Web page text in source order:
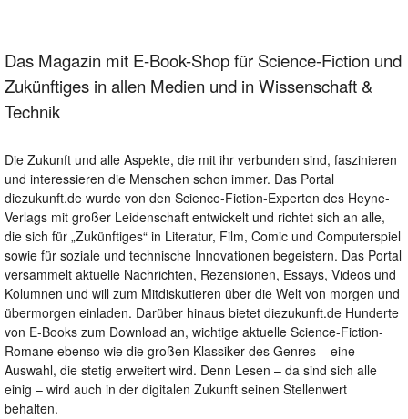
Das Magazin mit E-Book-Shop für Science-Fiction und
Zukünftiges in allen Medien und in Wissenschaft &
Technik
Die Zukunft und alle Aspekte, die mit ihr verbunden sind, faszinieren
und interessieren die Menschen schon immer. Das Portal
diezukunft.de wurde von den Science-Fiction-Experten des Heyne-
Verlags mit großer Leidenschaft entwickelt und richtet sich an alle,
die sich für „Zukünftiges“ in Literatur, Film, Comic und Computerspiel
sowie für soziale und technische Innovationen begeistern. Das Portal
versammelt aktuelle Nachrichten, Rezensionen, Essays, Videos und
Kolumnen und will zum Mitdiskutieren über die Welt von morgen und
übermorgen einladen. Darüber hinaus bietet diezukunft.de Hunderte
von E-Books zum Download an, wichtige aktuelle Science-Fiction-
Romane ebenso wie die großen Klassiker des Genres – eine
Auswahl, die stetig erweitert wird. Denn Lesen – da sind sich alle
einig – wird auch in der digitalen Zukunft seinen Stellenwert
behalten.